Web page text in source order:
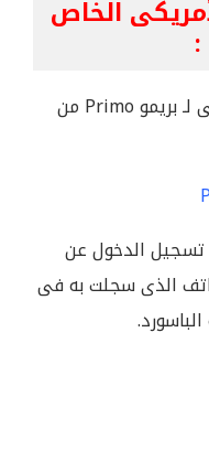
الخاص
يمكنك الدخول إلى الموقع الرسمى لـ بريمو Primo من
تسجيل الدخول عن
الذى سجلت به فى